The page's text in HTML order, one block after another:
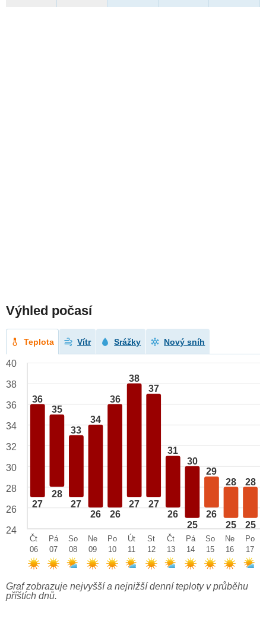
Výhled počasí
Teplota Vítr Srážky Nový sníh
36
27
35
28
33
27
34
26
36
26
38
27
37
27
31
26
30
25
29
26
28
25
28
25
40
38
36
34
32
30
28
26
24
Čt
06
Pá
07
So
08
Ne
09
Po
10
Út
11
St
12
Čt
13
Pá
14
So
15
Ne
16
Po
17
Graf zobrazuje nejvyšší a nejnižší denní teploty v průběhu
příštích dnů.